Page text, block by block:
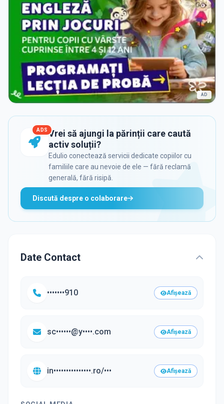
AD
ADS Vrei să ajungi la părinții care caută
activ soluții?
Edulio conectează servicii dedicate copiilor cu
familiile care au nevoie de ele — fără reclamă
generală, fără risipă.
Discută despre o colaborare
Date Contact
•••••••910 Afișează
sc••••••@y••••.com Afișează
in•••••••••••••••.ro/••• Afișează